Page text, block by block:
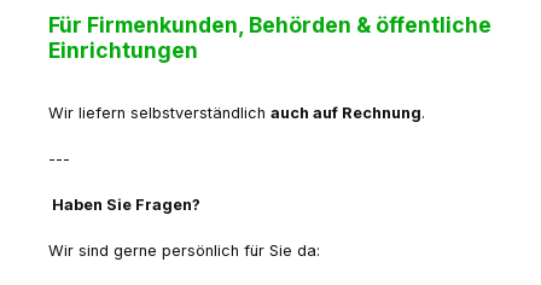
Für Firmenkunden, Behörden & öffentliche
Einrichtungen
Wir liefern selbstverständlich auch auf Rechnung.
---
Haben Sie Fragen?
Wir sind gerne persönlich für Sie da: